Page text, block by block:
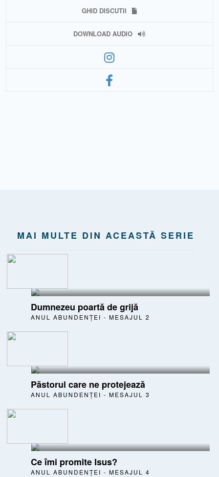
GHID DISCUTII
DOWNLOAD AUDIO
MAI MULTE DIN ACEASTĂ SERIE
Dumnezeu poartă de grijă
ANUL ABUNDENȚEI - MESAJUL 2
Păstorul care ne protejează
ANUL ABUNDENȚEI - MESAJUL 3
Ce îmi promite Isus?
ANUL ABUNDENȚEI - MESAJUL 4